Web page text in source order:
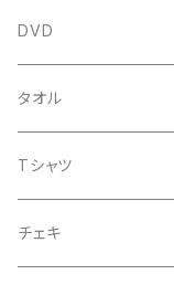
アルバム
企画CD
シングル
DVD
タオル
菅沼温泉タオル
菅沼エアーかおる
Tシャツ
チェキ